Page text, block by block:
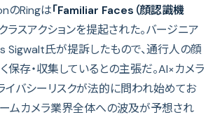
のRingは「Familiar Faces（顔認識機
ラスアクションを提起された。バージニア
Sigwalt氏が提訴したもので、通行人の顔
保存・収集しているとの主張だ。AI×カメラ
イバシーリスクが法的に問われ始めてお
ームカメラ業界全体への波及が予想され